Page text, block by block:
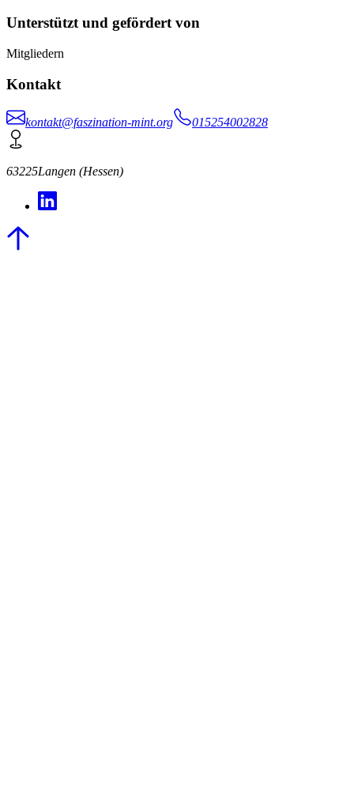
Unterstützt und gefördert von
Mitgliedern
Kontakt
kontakt@faszination-mint.org 015254002828
63225Langen (Hessen)